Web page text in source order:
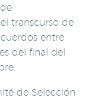
transcurso de
entre
del final del
de Selección